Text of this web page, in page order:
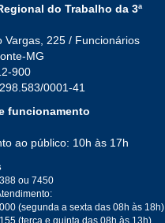
do Trabalho da 3ª
Vargas, 225 / Funcionários
MG
900
0001-41
funcionamento
ao público: 10h às 17h
ou 7450
(segunda a sexta das 08h às 18h)
(terça e quinta das 08h às 13h)